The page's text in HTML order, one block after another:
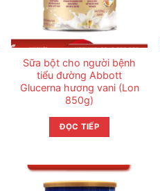
Sữa bột cho người bệnh
tiểu đường Abbott
Glucerna hương vani (Lon
850g)
ĐỌC TIẾP